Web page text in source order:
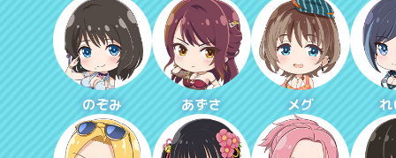
のぞみ あずさ メグ